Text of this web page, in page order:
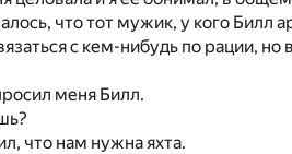
что тот мужик, у кого Билл
с кем-нибудь по рации,
меня Билл.
что нам нужна яхта.